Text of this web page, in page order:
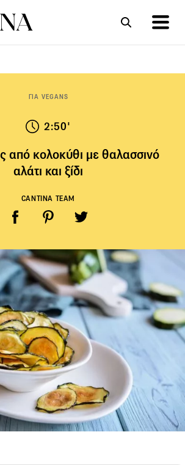
ΓΙΑ VEGANS
2:50'
από κολοκύθι με θαλασσινό
αλάτι και ξίδι
CANTINA TEAM